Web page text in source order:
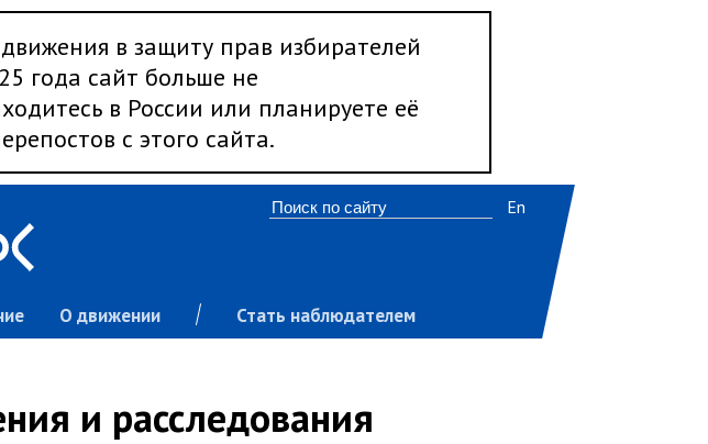
в защиту прав избирателей
года сайт больше не
в России или планируете её
с этого сайта.
О движении Стать наблюдателем
En
и расследования